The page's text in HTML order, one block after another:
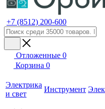
+7 (8512) 200-600
Отложенные 0
Корзина 0
Электрика
и свет
Инструмент